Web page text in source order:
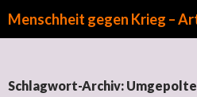
Schlagwort-Archiv: Umgepolte